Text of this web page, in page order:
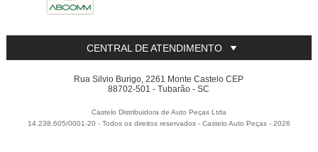
CENTRAL DE ATENDIMENTO
Rua Silvio Burigo, 2261 Monte Castelo CEP
88702-501 - Tubarão - SC
Castelo Distribuidora de Auto Peças Ltda
14.238.605/0001-20 - Todos os direitos reservados -Castelo Auto Peças -2026